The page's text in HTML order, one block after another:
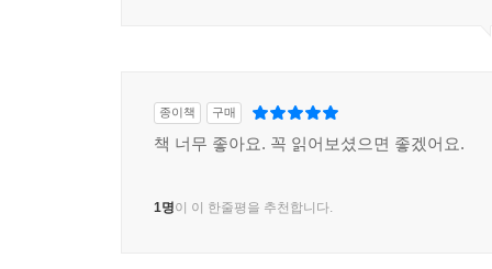
종이책 구매
책 너무 좋아요. 꼭 읽어보셨으면 좋겠어요.
1명이 이 한줄평을 추천합니다.